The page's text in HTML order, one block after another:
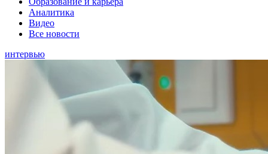
Аналитика
Видео
Все новости
интервью